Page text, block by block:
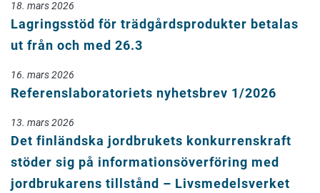
18. mars 2026
Lagringsstöd för trädgårdsprodukter betalas
ut från och med 26.3
16. mars 2026
Referenslaboratoriets nyhetsbrev 1/2026
13. mars 2026
Det finländska jordbrukets konkurrenskraft
stöder sig på informationsöverföring med
jordbrukarens tillstånd – Livsmedelsverket